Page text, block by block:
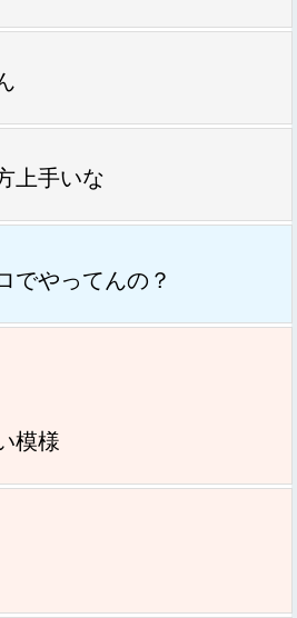
上手いな
でやってんの？
模様